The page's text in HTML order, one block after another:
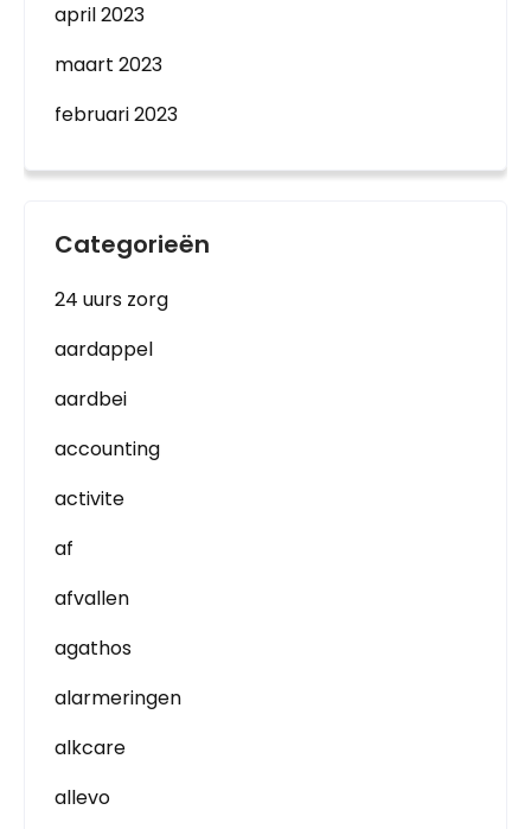
april 2023
maart 2023
februari 2023
Categorieën
24 uurs zorg
aardappel
aardbei
accounting
activite
af
afvallen
agathos
alarmeringen
alkcare
allevo